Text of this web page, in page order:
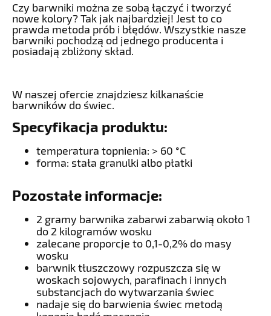
Czy barwniki można ze sobą łączyć i tworzyć
nowe kolory? Tak jak najbardziej! Jest to co
prawda metoda prób i błędów. Wszystkie nasze
barwniki pochodzą od jednego producenta i
posiadają zbliżony skład.
W naszej ofercie znajdziesz kilkanaście
barwników do świec.
Specyfikacja produktu:
temperatura topnienia: > 60 °C
forma: stała granulki albo płatki
Pozostałe informacje:
2 gramy barwnika zabarwi zabarwią około 1
do 2 kilogramów wosku
zalecane proporcje to 0,1-0,2% do masy
wosku
barwnik tłuszczowy rozpuszcza się w
woskach sojowych, parafinach i innych
substancjach do wytwarzania świec
nadaje się do barwienia świec metodą